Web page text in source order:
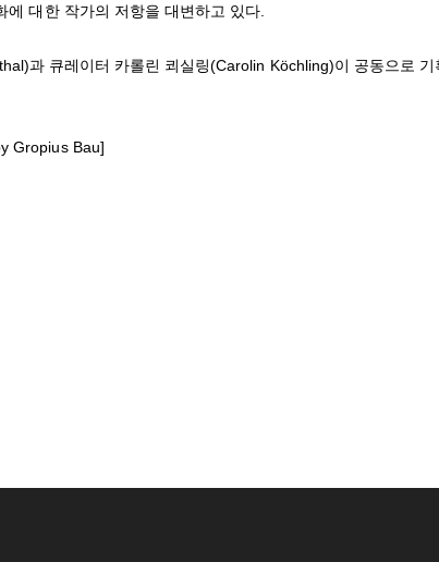
대한 작가의 저항을 대변하고 있다.
과 큐레이터 카롤린 쾨실링(Carolin Köchling)이 공동으로 기
Gropius Bau]